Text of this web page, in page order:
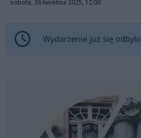
sobota, 26 kwietnia 2025, 12:00
Wydarzenie już się odbyło